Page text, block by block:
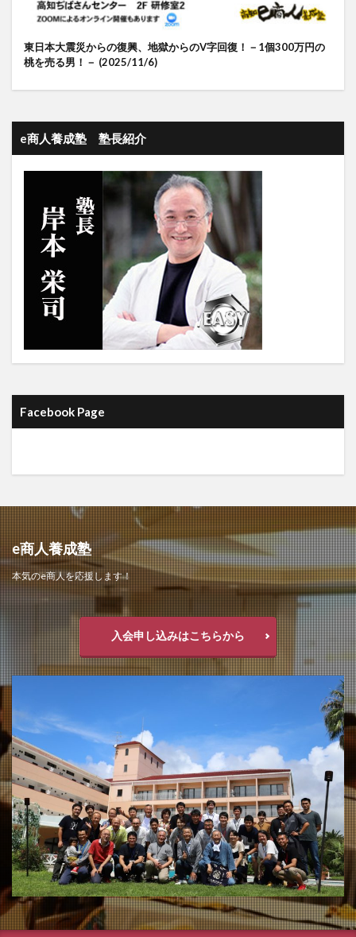
東日本大震災からの復興、地獄からのV字回復！－1個300万円の
桃を売る男！－ (2025/11/6)
e商人養成塾 塾長紹介
Facebook Page
e商人養成塾
本気のe商人を応援します！
入会申し込みはこちらから